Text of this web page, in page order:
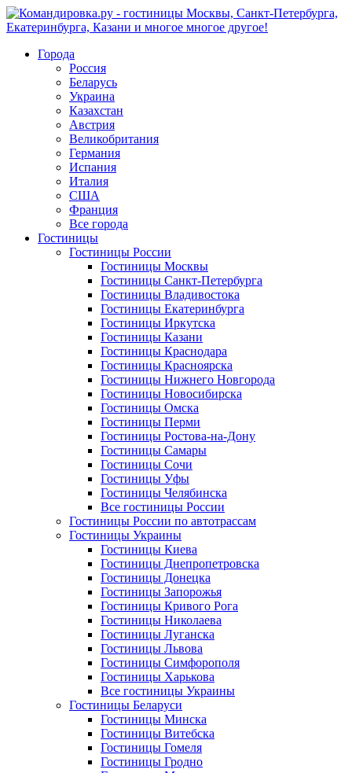
Города
Россия
Беларусь
Украина
Казахстан
Австрия
Великобритания
Германия
Испания
Италия
США
Франция
Все города
Гостиницы
Гостиницы России
Гостиницы Mосквы
Гостиницы Санкт-Петербурга
Гостиницы Владивостока
Гостиницы Екатеринбурга
Гостиницы Иркутска
Гостиницы Казани
Гостиницы Краснодара
Гостиницы Красноярска
Гостиницы Нижнего Новгорода
Гостиницы Новосибирска
Гостиницы Омска
Гостиницы Перми
Гостиницы Ростова-на-Дону
Гостиницы Самары
Гостиницы Сочи
Гостиницы Уфы
Гостиницы Челябинска
Все гостиницы России
Гостиницы России по автотрассам
Гостиницы Украины
Гостиницы Киева
Гостиницы Днепропетровска
Гостиницы Донецка
Гостиницы Запорожья
Гостиницы Кривого Рога
Гостиницы Николаева
Гостиницы Луганска
Гостиницы Львова
Гостиницы Симфорополя
Гостиницы Харькова
Все гостиницы Украины
Гостиницы Беларуси
Гостиницы Минска
Гостиницы Витебска
Гостиницы Гомеля
Гостиницы Гродно